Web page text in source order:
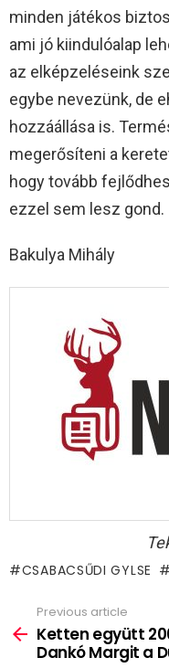
minden játékos
ami jó kiindulóalap
az elképzeléseink
egybe nevezünk, de
hozzáállása is.
megerősíteni a
hogy tovább
ezzel sem lesz gond.
Bakulya Mihály
CSABACSŰDI GYLSE
more
Previous article
Ketten együtt
Dankó Margit a